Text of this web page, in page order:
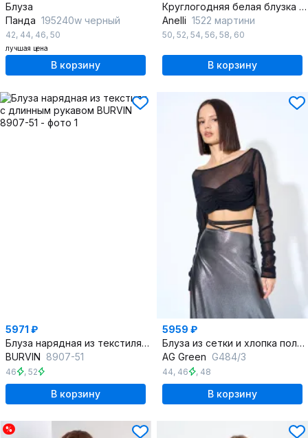
Блуза
Панда 195240w черный
42, 44, 46, 50
лучшая цена
В корзину
Круглогодняя белая блузка из пайеток с асимметричным низом
Anelli 1522 мартини
50, 52, 54, 56, 58, 60
В корзину
5971 ₽
Блуза нарядная из текстиля с длинным рукавом
BURVIN 8907-51
46 , 52
В корзину
5959 ₽
Блуза из сетки и хлопка полуприлегающий короткий стиль
AG Green G484/3
44, 46 , 48
В корзину
%